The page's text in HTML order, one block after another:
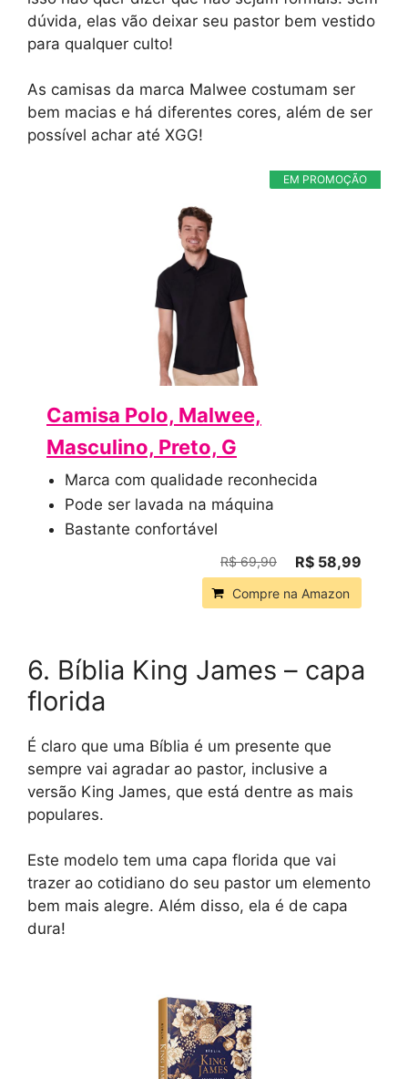
dúvida, elas vão deixar seu pastor bem vestido
para qualquer culto!
As camisas da marca Malwee costumam ser
bem macias e há diferentes cores, além de ser
possível achar até XGG!
EM PROMOÇÃO
Camisa Polo, Malwee,
Masculino, Preto, G
Marca com qualidade reconhecida
Pode ser lavada na máquina
Bastante confortável
R$ 69,90 R$ 58,99
Compre na Amazon
6. Bíblia King James – capa
florida
É claro que uma Bíblia é um presente que
sempre vai agradar ao pastor, inclusive a
versão King James, que está dentre as mais
populares.
Este modelo tem uma capa florida que vai
trazer ao cotidiano do seu pastor um elemento
bem mais alegre. Além disso, ela é de capa
dura!